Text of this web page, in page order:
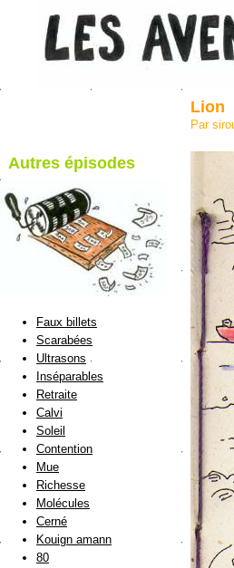
blog de Sirou
Lion
Par
Autres épisodes
Faux billets
Scarabées
Ultrasons
Inséparables
Retraite
Calvi
Soleil
Contention
Mue
Richesse
Molécules
Cerné
Kouign amann
80